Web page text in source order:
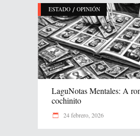
ESTADO / OPINIÓN
LaguNotas Mentales: A
cochinito
24 febrero, 2026